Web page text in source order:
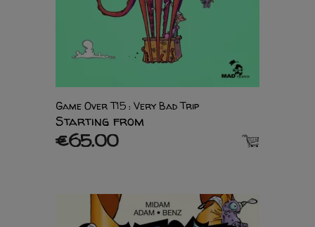
Game Over T15 : Very Bad Trip
Starting from
€65.00